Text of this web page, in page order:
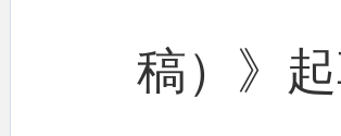
稿）》